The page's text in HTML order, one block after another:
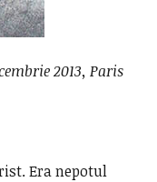
2013, Paris
Era nepotul